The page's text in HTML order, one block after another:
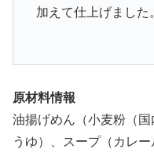
加えて仕上げました
原材料情報
油揚げめん（小麦粉（
うゆ）、スープ（カレ